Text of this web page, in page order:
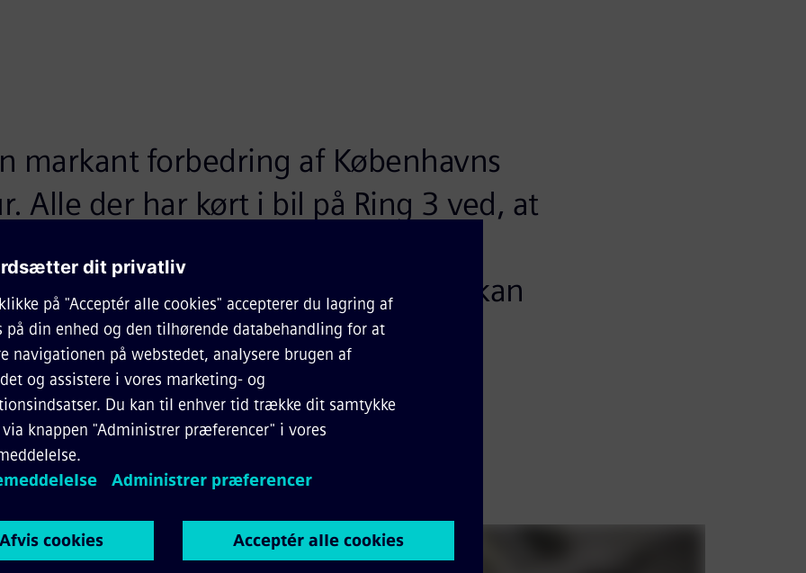
markant forbedring af Københavns
Alle der har kørt i bil på Ring 3 ved, at
aflastning fra en stabil kollektiv
kan flytte mange mennesker. Det kan
og det vil i den grad komme
til gode.
CEO Siemens Mobility i Danmark
tog af mærket
Hvert tog består